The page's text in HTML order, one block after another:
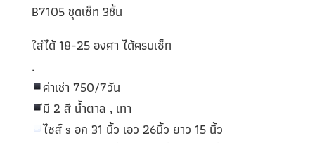
B7105 ชุดเซ็ท 3ชิ้น
ใส่ได้ 18-25 องศา ได้ครบเซ็ท
.
ค่าเช่า 750/7วัน
ีมี 2 สี น้ำตาล , เทา
ไซส์ s อก 31 นิ้ว เอว 26นิ้ว ยาว 15 นิ้ว